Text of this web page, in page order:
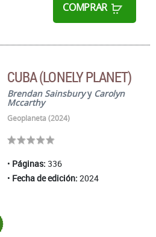
COMPRAR
CUBA (LONELY PLANET)
Brendan Sainsburyy Carolyn
Mccarthy
Geoplaneta (2024)
Páginas: 336
Fecha de edición: 2024